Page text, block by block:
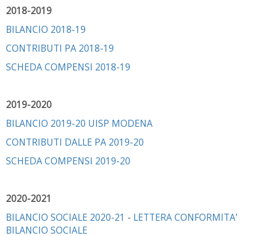
2018-2019
BILANCIO 2018-19
CONTRIBUTI PA 2018-19
SCHEDA COMPENSI 2018-19
2019-2020
BILANCIO 2019-20 UISP MODENA
CONTRIBUTI DALLE PA 2019-20
SCHEDA COMPENSI 2019-20
2020-2021
BILANCIO SOCIALE 2020-21 - LETTERA CONFORMITA'
BILANCIO SOCIALE